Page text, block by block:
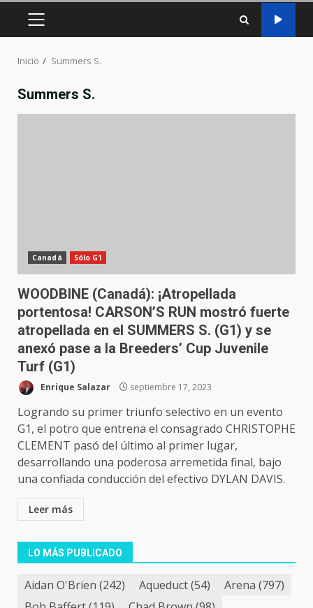
MENÚ
Inicio Summers S.
Summers S.
Canadá Sólo G1
WOODBINE (Canadá): ¡Atropellada
portentosa! CARSON’S RUN mostró fuerte
atropellada en el SUMMERS S. (G1) y se
anexó pase a la Breeders’ Cup Juvenile
Turf (G1)
Enrique Salazar septiembre 17, 2023
Logrando su primer triunfo selectivo en un evento
G1, el potro que entrena el consagrado CHRISTOPHE
CLEMENT pasó del último al primer lugar,
desarrollando una poderosa arremetida final, bajo
una confiada conducción del efectivo DYLAN DAVIS.
Leer más
LO MÁS PUBLICADO
Aidan O'Brien (242) Aqueduct(54) Arena (797)